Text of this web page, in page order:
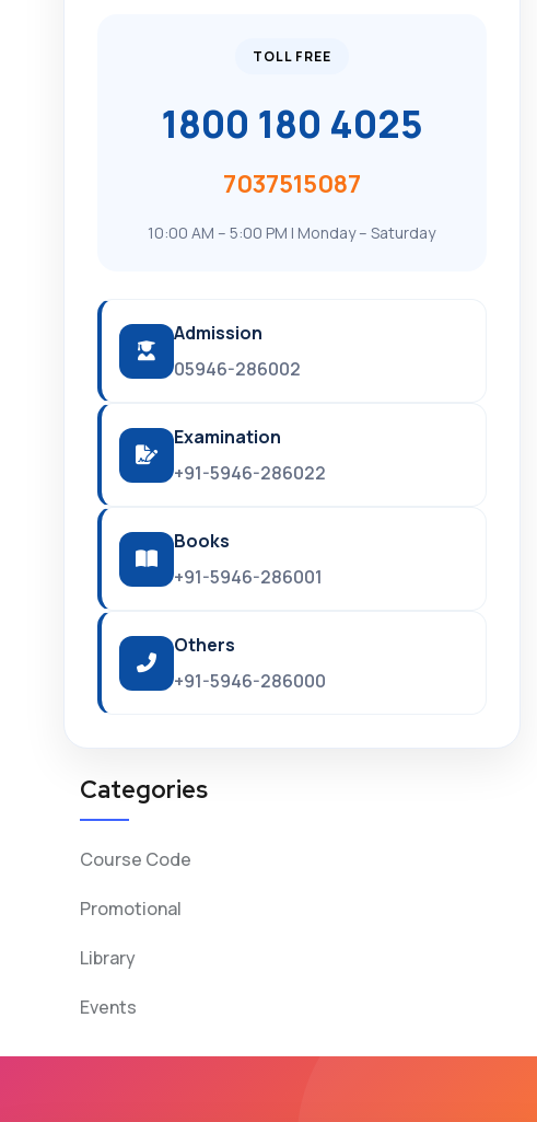
TOLL FREE
1800 180 4025
7037515087
10:00 AM – 5:00 PM | Monday – Saturday
Admission
05946-286002
Examination
+91-5946-286022
Books
+91-5946-286001
Others
+91-5946-286000
Categories
Course Code
Promotional
Library
Events